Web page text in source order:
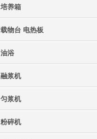
培养箱
载物台 电热板
油浴
融浆机
匀浆机
粉碎机